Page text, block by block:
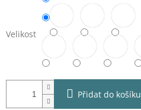
Velikost
Přidat do košíku